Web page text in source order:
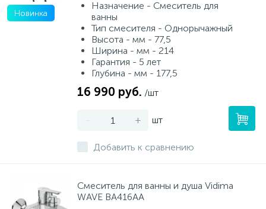
Новинка
Назначение - Смеситель для
ванны
Тип смесителя - Однорычажный
Высота - мм - 77,5
Ширина - мм - 214
Гарантия - 5 лет
Глубина - мм - 177,5
16 990 руб. /шт
- + шт
Добавить к сравнению
Смеситель для ванны и душа Vidima
WAVE BA416AA